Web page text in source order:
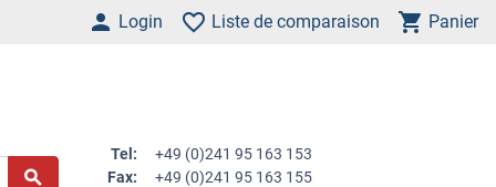
Login Liste de comparaison Panier
Tel:
+49 (0)241 95 163 153
Fax:
+49 (0)241 95 163 155